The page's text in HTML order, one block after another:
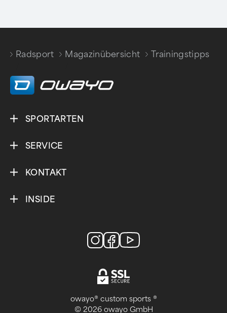
Radsport
Magazinübersicht
Trainingstipps
SPORTARTEN
SERVICE
KONTAKT
INSIDE
owayo® custom sports ®
© 2026 owayo GmbH